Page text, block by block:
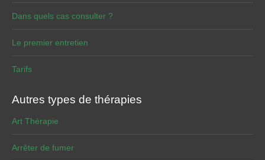
Dans quels cas consulter ?
Le premier entretien
Tarifs
Autres types de thérapies
Art Thérapie
Arrêter de fumer